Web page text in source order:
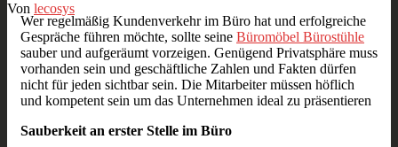
Von lecosys
Wer regelmäßig Kundenverkehr im Büro hat und erfolgreiche
Gespräche führen möchte, sollte seine Büromöbel Bürostühle
sauber und aufgeräumt vorzeigen. Genügend Privatsphäre muss
vorhanden sein und geschäftliche Zahlen und Fakten dürfen
nicht für jeden sichtbar sein. Die Mitarbeiter müssen höflich
und kompetent sein um das Unternehmen ideal zu präsentieren
Sauberkeit an erster Stelle im Büro